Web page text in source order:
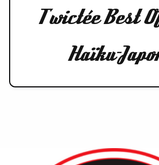
Twictée Best
Haïku-